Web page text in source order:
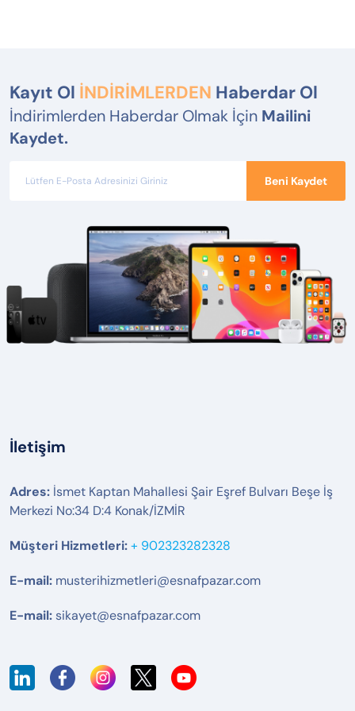
Kayıt Ol İNDİRİMLERDEN Haberdar Ol
İndirimlerden Haberdar Olmak İçin Mailini
Kaydet.
Beni Kaydet
İletişim
Adres: İsmet Kaptan Mahallesi Şair Eşref Bulvarı Beşe İş
Merkezi No:34 D:4 Konak/İZMİR
Müşteri Hizmetleri:+ 902323282328
E-mail: musterihizmetleri@esnafpazar.com
E-mail: sikayet@esnafpazar.com